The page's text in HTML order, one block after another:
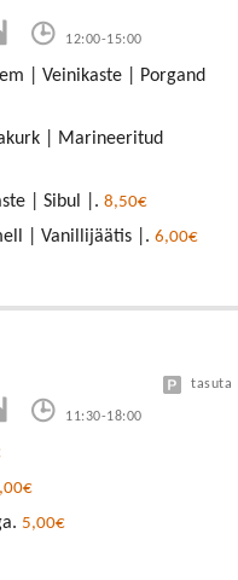
12:00-15:00
| Veinikaste | Porgand
| Marineeritud
| Sibul |. 8,50€
| Vanillijäätis |. 6,00€
11:30-18:00
tasuta
5,00€